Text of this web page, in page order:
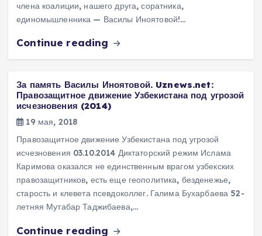
члена коалиции, нашего друга, соратника,
единомышленника — Василы Иноятовой!…
Continue reading
За память Василы Иноятовой. Uznews.net:
Правозащитное движение Узбекистана под угрозой
исчезновения (2014)
19 мая, 2018
Правозащитное движение Узбекистана под угрозой
исчезновения 03.10.2014 Диктаторский режим Ислама
Каримова оказался не единственным врагом узбекских
правозащитников, есть еще геополитика, безденежье,
старость и клевета псевдоколлег. Галима Бухарбаева 52-
летняя Мутабар Таджибаева,…
Continue reading